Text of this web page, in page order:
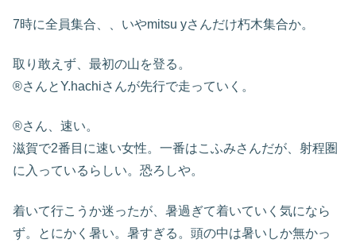
7時に全員集合、、いやmitsu yさんだけ朽木集合か。
取り敢えず、最初の山を登る。
®️さんとY.hachiさんが先行で走っていく。
®️さん、速い。
滋賀で2番目に速い女性。一番はこふみさんだが、射程圏
に入っているらしい。恐ろしや。
着いて行こうか迷ったが、暑過ぎて着いていく気になら
ず。とにかく暑い。暑すぎる。頭の中は暑いしか無かっ